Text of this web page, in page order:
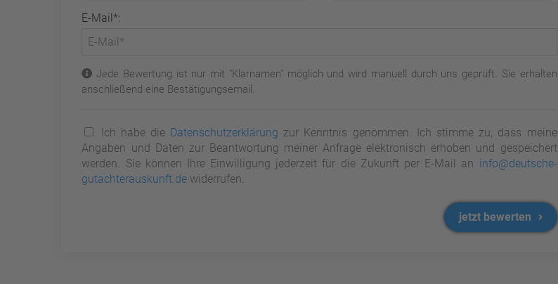
E-Mail*:
Jede Bewertung ist nur mit "Klarnamen" möglich und wird manuell durch uns geprüft. Sie erhalten
anschließend eine Bestätigungsemail.
Ich habe die Datenschutzerklärung zur Kenntnis genommen. Ich stimme zu, dass meine
Angaben und Daten zur Beantwortung meiner Anfrage elektronisch erhoben und gespeichert
werden. Sie können Ihre Einwilligung jederzeit für die Zukunft per E-Mail an info@deutsche-
gutachterauskunft.de widerrufen.
jetzt bewerten